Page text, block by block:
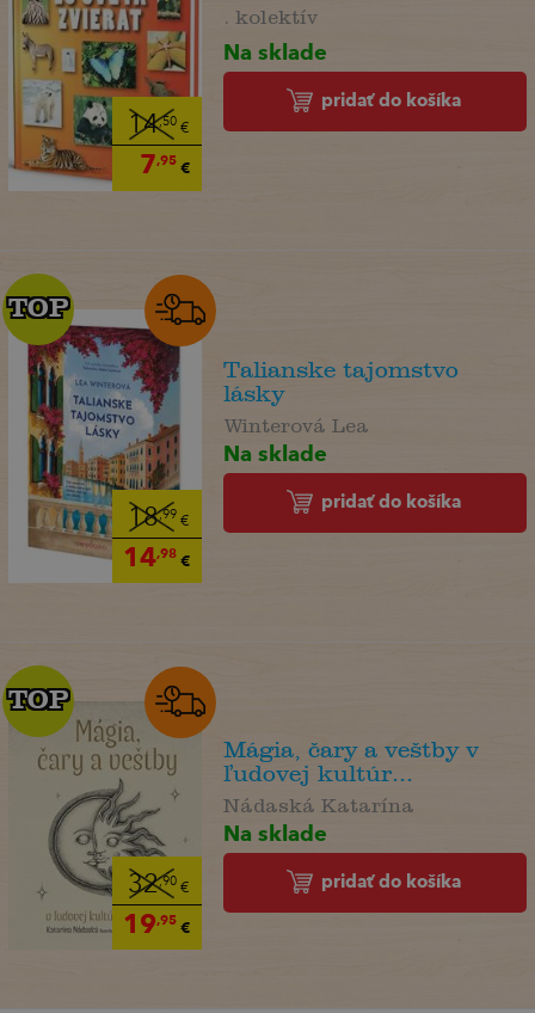
14,50€
7,95€
. kolektív
Na sklade
pridať do košíka
18,99 €
14,98€
TOP
TOP
Talianske tajomstvo
lásky
Winterová Lea
Na sklade
pridať do košíka
32,90€
19,95€
TOP
TOP
Mágia, čary a veštby v
ľudovej kultúr...
Nádaská Katarína
Na sklade
pridať do košíka